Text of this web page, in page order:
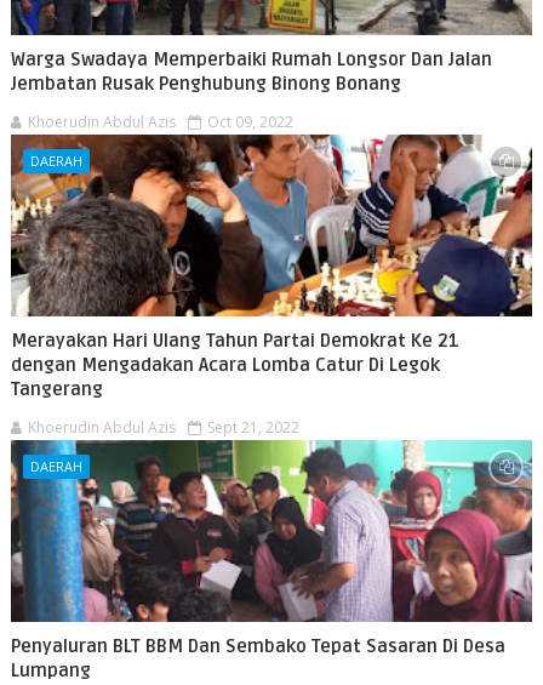
Warga Swadaya Memperbaiki Rumah Longsor Dan Jalan
Jembatan Rusak Penghubung Binong Bonang
Khoerudin Abdul Azis Oct 09, 2022
DAERAH
Merayakan Hari Ulang Tahun Partai Demokrat Ke 21
dengan Mengadakan Acara Lomba Catur Di Legok
Tangerang
Khoerudin Abdul Azis Sept 21, 2022
DAERAH
Penyaluran BLT BBM Dan Sembako Tepat Sasaran Di Desa
Lumpang